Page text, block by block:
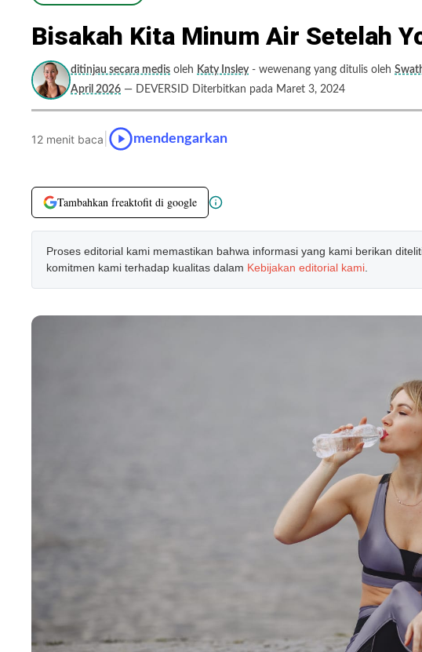
Bisakah Kita Minum Air Setelah
ditinjau secara medis oleh Katy Insley - wewenang yang ditulis oleh
April 2026 — DEVERSID Diterbitkan pada Maret 3, 2024
12 menit baca mendengarkan
Tambahkan freaktofit di google
Proses editorial kami memastikan bahwa informasi yang kami berikan
komitmen kami terhadap kualitas dalam Kebijakan editorial kami